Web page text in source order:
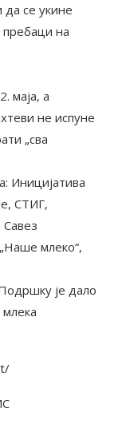
се укине
на
маја, а
не испуне
„сва
Иницијатива
СТИГ,
млеко“,
је дало